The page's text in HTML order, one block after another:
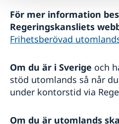
För mer information
Regeringskansliets
Frihetsberövad
Om du är i Sverige och
stöd utomlands så når
under kontorstid via
Om du är utomlands